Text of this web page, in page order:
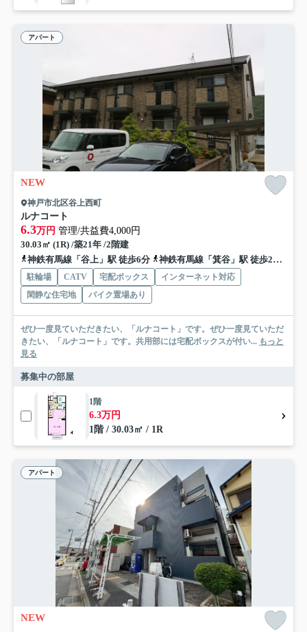
アパート
NEW
神戸市北区谷上西町
ルナコート
6.3万円 管理/共益費4,000円
30.03㎡ (1R) /築21年 /2階建
神鉄有馬線「谷上」駅 徒歩6分
神鉄有馬線「箕谷」駅 徒歩20分
駐輪場 CATV 宅配ボックス
インターネット対応
閑静な住宅地
バイク置場あり
ぜひ一度見ていただきたい、「ルナコート」です。ぜひ一度見ていただ
きたい、「ルナコート」です。共用部には宅配ボックスが付い... もっと
見る
募集中の部屋
1階
6.3万円
1階 / 30.03㎡ / 1R
アパート
NEW